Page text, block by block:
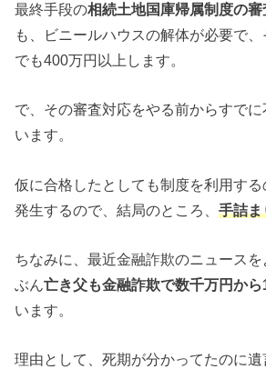
最終手段の相続土地国庫帰属制度の
も、ビニールハウスの解体が必要で
でも400万円以上します。
で、その審査対応をやる前からすで
います。
仮に合格したとしても制度を利用す
発生するので、結局のところ、手詰
ちなみに、最近金融詐欺のニュース
ぶん亡き父も金融詐欺で数千万円か
います。
理由として、死期が分かってたのに遺